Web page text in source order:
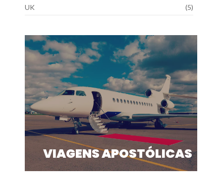
UK (5)
VIAGENS APOSTÓLICAS